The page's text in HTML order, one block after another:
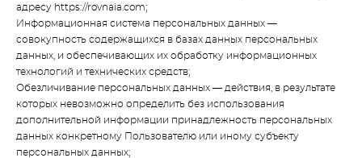
адресу https://rovnaia.com;
Информационная система персональных данных —
совокупность содержащихся в базах данных персональных
данных, и обеспечивающих их обработку информационных
технологий и технических средств;
Обезличивание персональных данных — действия, в результате
которых невозможно определить без использования
дополнительной информации принадлежность персональных
данных конкретному Пользователю или иному субъекту
персональных данных;